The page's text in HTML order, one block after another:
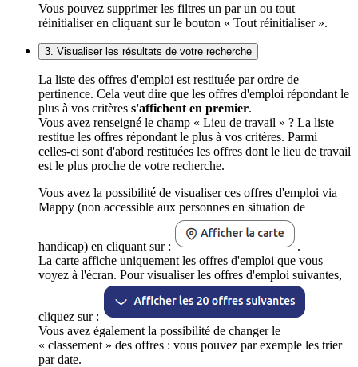
Vous pouvez supprimer les filtres un par un ou tout
réinitialiser en cliquant sur le bouton « Tout réinitialiser ».
3. Visualiser les résultats de votre recherche
La liste des offres d'emploi est restituée par ordre de
pertinence. Cela veut dire que les offres d'emploi répondant le
plus à vos critères s'affichent en premier.
Vous avez renseigné le champ « Lieu de travail » ? La liste
restitue les offres répondant le plus à vos critères. Parmi
celles-ci sont d'abord restituées les offres dont le lieu de travail
est le plus proche de votre recherche.
Vous avez la possibilité de visualiser ces offres d'emploi via
Mappy (non accessible aux personnes en situation de
handicap) en cliquant sur :
.
La carte affiche uniquement les offres d'emploi que vous
voyez à l'écran. Pour visualiser les offres d'emploi suivantes,
cliquez sur :
Vous avez également la possibilité de changer le
« classement » des offres : vous pouvez par exemple les trier
par date.